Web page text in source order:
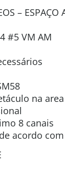
– ESPAÇO
#5 VM AM
na
8 canais
acordo